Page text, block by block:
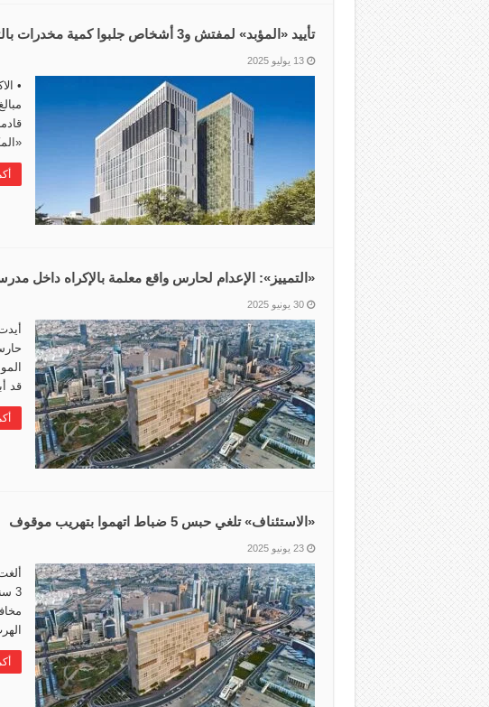
تأييد «المؤبد» لمفتش و3 أشخاص جلبوا كمية مخدرات بالتواطؤ والرشوة
13 يوليو 2025
‏«التمييز»: الإعدام لحارس واقع معلمة بالإكراه داخل
30 يونيو 2025
قد
«الاستئناف» تلغي حبس 5 ضباط اتهموا بتهريب موقوف
23 يونيو 2025
3